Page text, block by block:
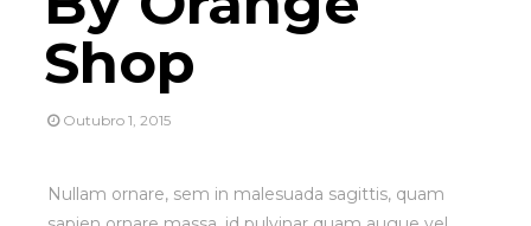
Shop
Outubro 1, 2015
Nullam ornare, sem in malesuada sagittis, quam